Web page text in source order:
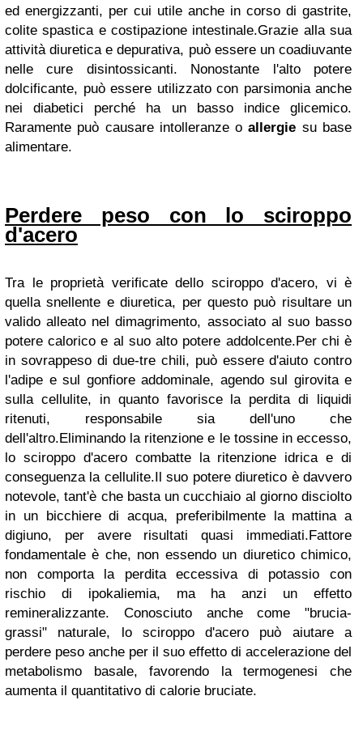
ed energizzanti, per cui utile anche in corso di gastrite,
colite spastica e costipazione intestinale.Grazie alla sua
attività diuretica e depurativa, può essere un coadiuvante
nelle cure disintossicanti. Nonostante l'alto potere
dolcificante, può essere utilizzato con parsimonia anche
nei diabetici perché ha un basso indice glicemico.
Raramente può causare intolleranze oallergie su base
alimentare.
Perdere peso con lo sciroppo
d'acero
Tra le proprietà verificate dello sciroppo d'acero, vi è
quella snellente e diuretica, per questo può risultare un
valido alleato nel dimagrimento, associato al suo basso
potere calorico e al suo alto potere addolcente.Per chi è
in sovrappeso di due-tre chili, può essere d'aiuto contro
l'adipe e sul gonfiore addominale, agendo sul girovita e
sulla cellulite, in quanto favorisce la perdita di liquidi
ritenuti, responsabile sia dell'uno che
dell'altro.Eliminando la ritenzione e le tossine in eccesso,
lo sciroppo d'acero combatte la ritenzione idrica e di
conseguenza la cellulite.Il suo potere diuretico è davvero
notevole, tant'è che basta un cucchiaio al giorno disciolto
in un bicchiere di acqua, preferibilmente la mattina a
digiuno, per avere risultati quasi immediati.Fattore
fondamentale è che, non essendo un diuretico chimico,
non comporta la perdita eccessiva di potassio con
rischio di ipokaliemia, ma ha anzi un effetto
remineralizzante. Conosciuto anche come "brucia-
grassi" naturale, lo sciroppo d'acero può aiutare a
perdere peso anche per il suo effetto di accelerazione del
metabolismo basale, favorendo la termogenesi che
aumenta il quantitativo di calorie bruciate.